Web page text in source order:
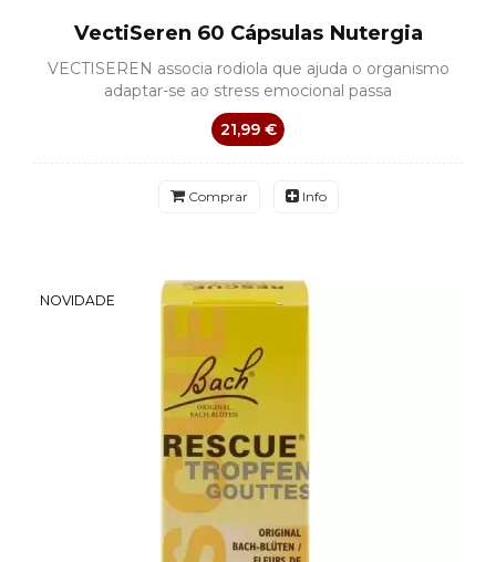
VectiSeren 60 Cápsulas Nutergia
VECTISEREN associa rodiola que ajuda o organismo
adaptar-se ao stress emocional passa
21,99 €
Comprar Info
NOVIDADE